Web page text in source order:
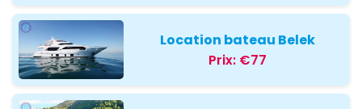
Location bateau Belek
Prix: €77